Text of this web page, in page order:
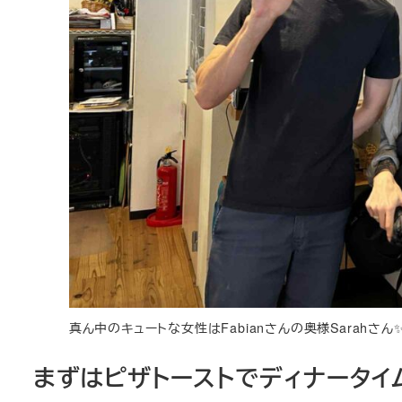
真ん中のキュートな女性はFabianさんの奥様Sarahさん
まずはピザトーストでディナータイ